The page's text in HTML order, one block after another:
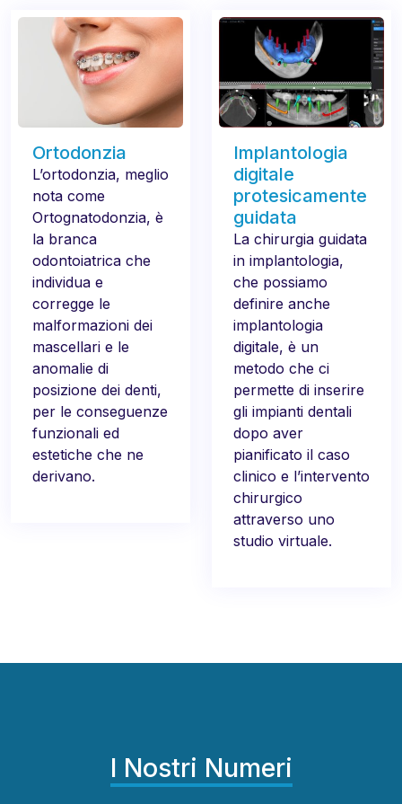
Ortodonzia
L’ortodonzia, meglio
nota come
Ortognatodonzia, è
la branca
odontoiatrica che
individua e
corregge le
malformazioni dei
mascellari e le
anomalie di
posizione dei denti,
per le conseguenze
funzionali ed
estetiche che ne
derivano.
Implantologia
digitale
protesicamente
guidata
La chirurgia guidata
in implantologia,
che possiamo
definire anche
implantologia
digitale, è un
metodo che ci
permette di inserire
gli impianti dentali
dopo aver
pianificato il caso
clinico e l’intervento
chirurgico
attraverso uno
studio virtuale.
I Nostri Numeri